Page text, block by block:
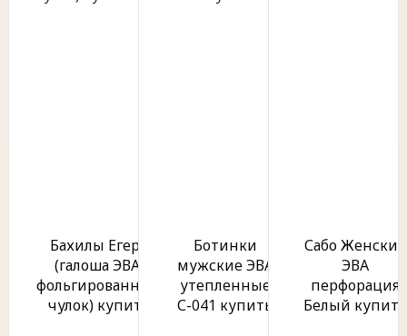
Бахилы Егерь
(галоша ЭВА,
фольгированный
чулок) купить
Ботинки
мужские ЭВА
утепленные
С-041 купить
Сабо Женские
ЭВА
перфорация
Белый купить